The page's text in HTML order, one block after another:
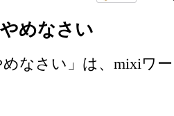
めなさい
めなさい」は、mixiワ